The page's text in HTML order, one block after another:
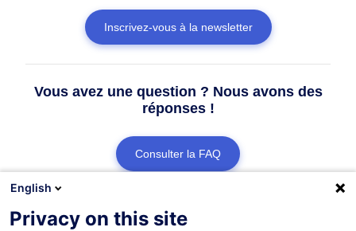
Inscrivez-vous à la newsletter
Vous avez une question ? Nous avons des
réponses !
Consulter la FAQ
English
Privacy on this site